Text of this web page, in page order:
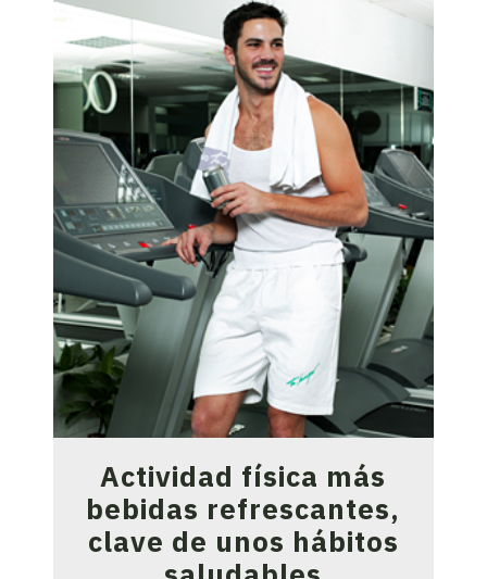
Actividad física más
bebidas refrescantes,
clave de unos hábitos